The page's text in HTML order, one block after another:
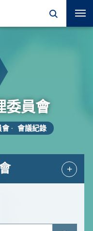
委員會
會 會議紀錄
+
送